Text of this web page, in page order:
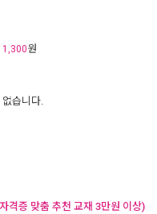
1,300원
없습니다.
격증 맞춤 추천 교재 3만원 이상)